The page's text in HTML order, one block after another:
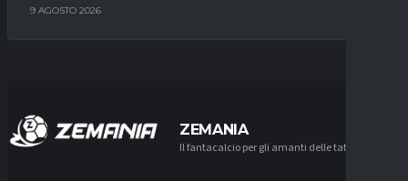
9 AGOSTO 2026
ZEMANIA
Il fantacalcio per gli amanti delle tattiche